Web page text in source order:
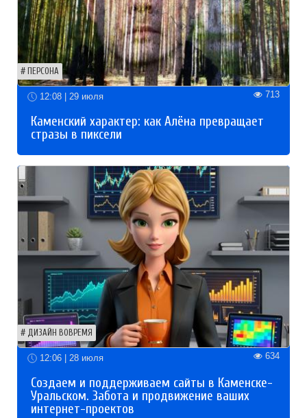
ПЕРСОНА
12:08 | 29 июля 713
Каменский характер: как Алёна превращает
стразы в пиксели
ДИЗАЙН ВОВРЕМЯ
12:06 | 28 июля 634
Создаем и поддерживаем сайты в Каменске-
Уральском. Забота и продвижение ваших
интернет-проектов